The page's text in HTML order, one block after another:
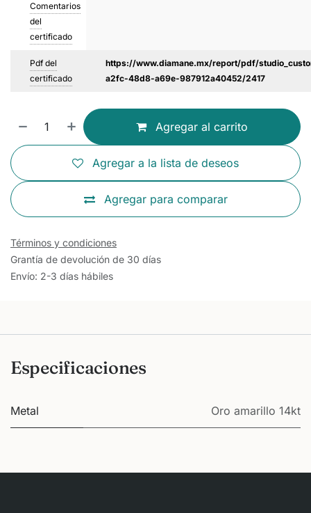
Comentarios
del
certificado
Pdf del
certificado
https://www.diamane.mx/report/pdf/
a2fc-48d8-a69e-987912a40452/2417
Agregar al carrito
Agregar para comparar
Agregar a la lista de deseos
Términos y condiciones
Grantía de devolución de 30 días
Envío: 2-3 días hábiles
Especificaciones
Metal Oro amarillo 14kt